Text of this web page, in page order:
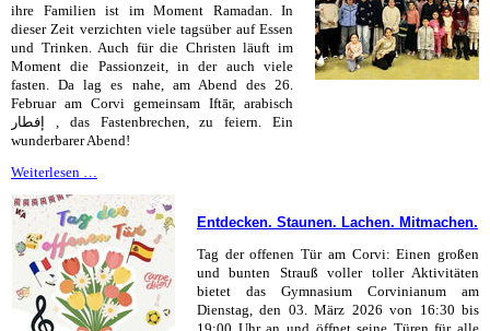
ihre Familien ist im Moment Ramadan. In
dieser Zeit verzichten viele tagsüber auf Essen
und Trinken. Auch für die Christen läuft im
Moment die Passionzeit, in der auch viele
fasten. Da lag es nahe, am Abend des 26.
Februar am Corvi gemeinsam Iftār, arabisch
إفطار , das Fastenbrechen, zu feiern. Ein
wunderbarer Abend!
Weiterlesen …
Corvi
Entdecken. Staunen. Lachen. Mitmachen.
Tag der offenen Tür am Corvi: Einen großen
und bunten Strauß voller toller Aktivitäten
bietet das Gymnasium Corvinianum am
Dienstag, den 03. März 2026 von 16:30 bis